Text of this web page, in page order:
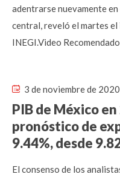
adentrarse nuevamente
central, reveló el martes
INEGI.Video
3 de noviembre de 2020
PIB de México
pronóstico de
9.44%, desde
El consenso de los